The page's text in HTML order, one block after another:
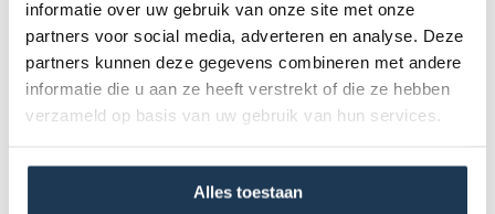
informatie over uw gebruik van onze site met onze
partners voor social media, adverteren en analyse. Deze
partners kunnen deze gegevens combineren met andere
informatie die u aan ze heeft verstrekt of die ze hebben
verzameld op basis van uw gebruik van hun services.
Alles toestaan
BERG Champion InGround 430 Grijs
Merk: BERG
€ 969,00